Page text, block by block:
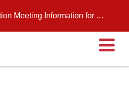
Information for August 11, 2026